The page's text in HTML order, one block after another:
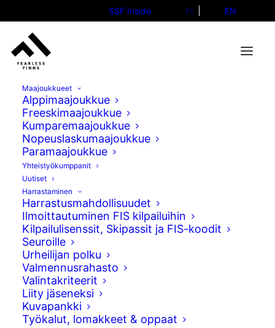
SSF Inside FI EN
Maajoukkueet
Alppimaajoukkue
Freeskimaajoukkue
Kumparemaajoukkue
Nopeuslaskumaajoukkue
Paramaajoukkue
Yhteistyökumppanit
Uutiset
Harrastaminen
Harrastusmahdollisuudet
Ilmoittautuminen FIS kilpailuihin
Kilpailulisenssit, Skipassit ja FIS-koodit
Seuroille
Urheilijan polku
Valmennusrahasto
Valintakriteerit
Liity jäseneksi
Kuvapankki
Työkalut, lomakkeet & oppaat